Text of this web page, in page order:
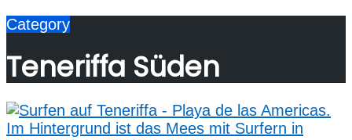
Category
Teneriffa Süden